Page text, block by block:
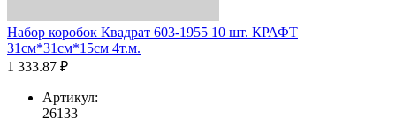
Набор коробок Квадрат 603-1955 10 шт. КРАФТ
31см*31см*15см 4т.м.
1 333.87 ₽
Артикул:
26133